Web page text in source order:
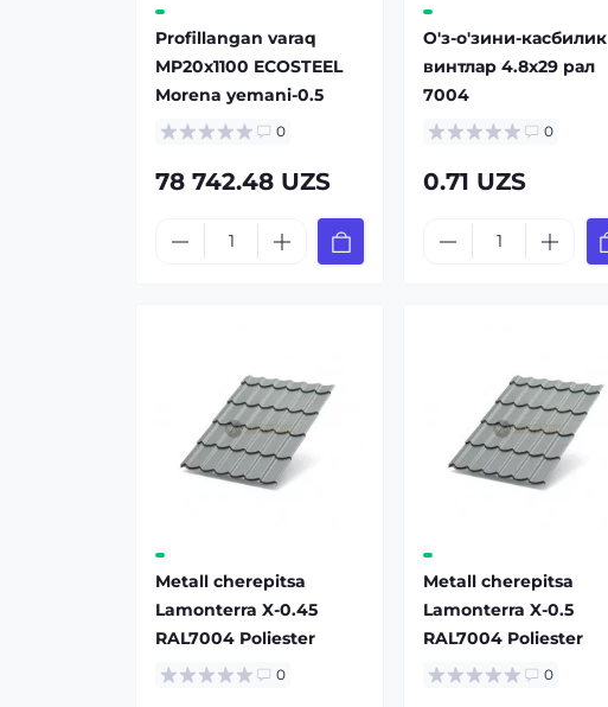
Profillangan varaq
MP20x1100 ECOSTEEL
Morena yemani-0.5
0
78 742.48 UZS
О'з-о'зини-касбилик
винтлар 4.8x29 рал
7004
0
0.71 UZS
Metall cherepitsa
Lamonterra X-0.45
RAL7004 Poliester
0
Metall cherepitsa
Lamonterra X-0.5
RAL7004 Poliester
0